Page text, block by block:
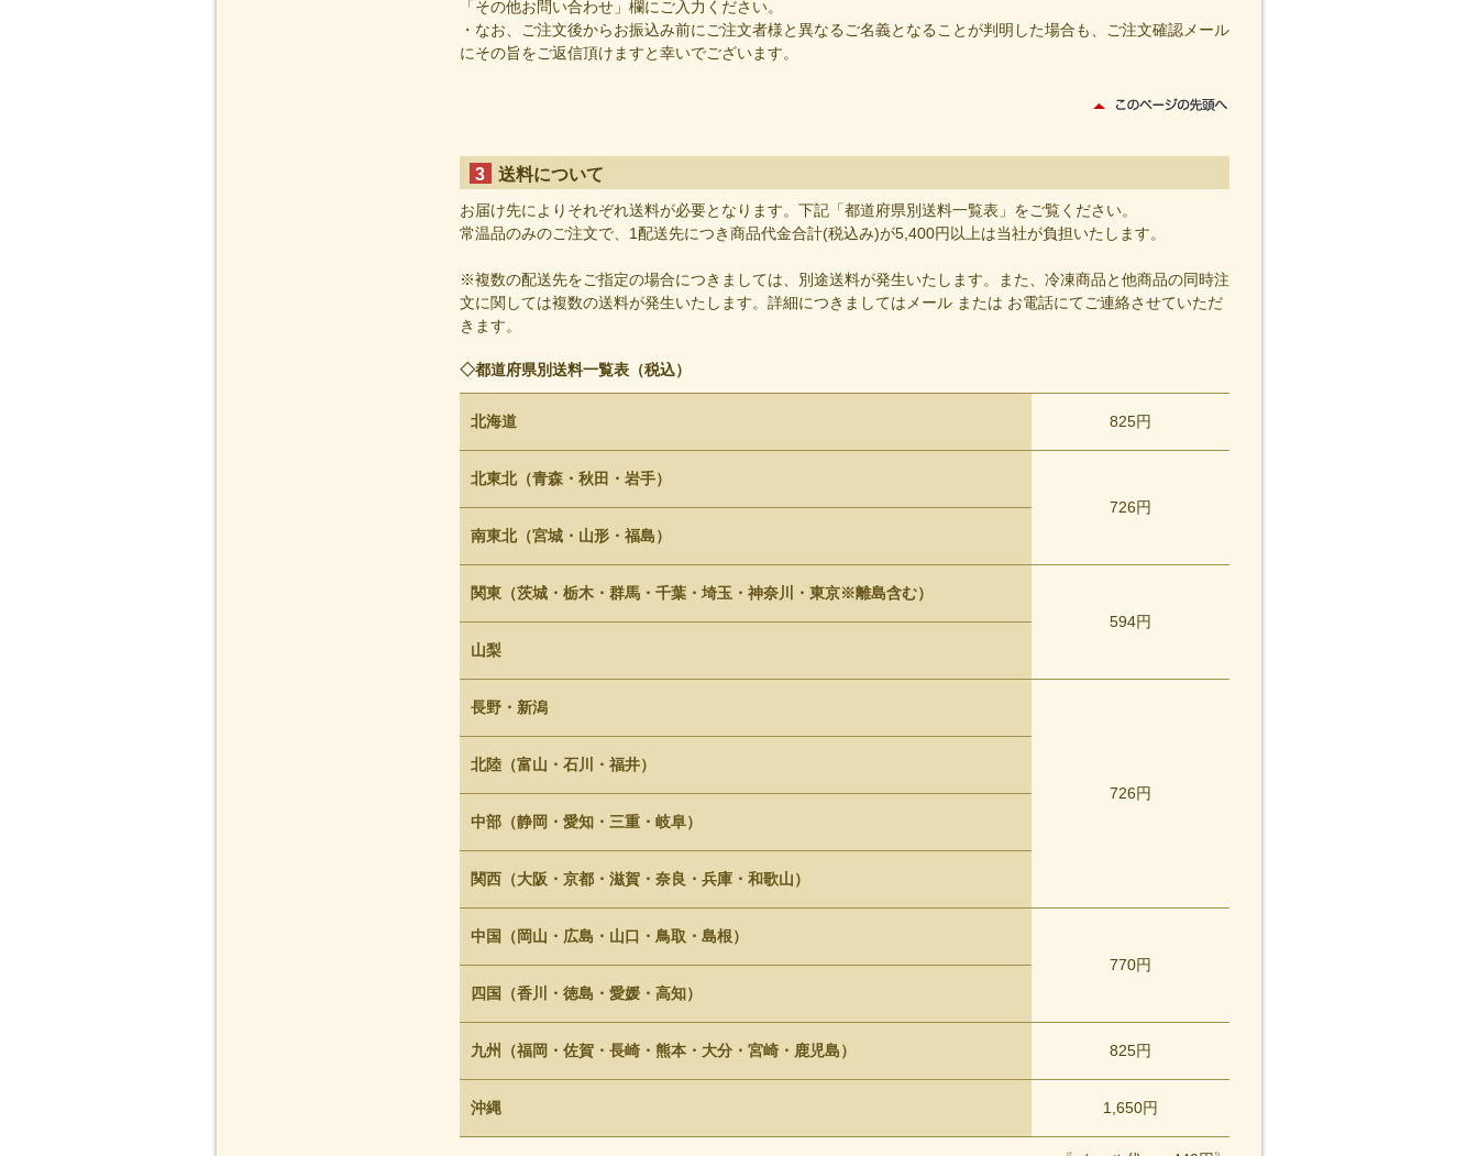
「その他お問い合わせ」欄にご入力ください。
・なお、ご注文後からお振込み前にご注文者様と異なるご名義となることが判明した場合も、ご注文確認メール
にその旨をご返信頂けますと幸いでございます。
3 送料について
お届け先によりそれぞれ送料が必要となります。下記「都道府県別送料一覧表」をご覧ください。
常温品のみのご注文で、1配送先につき商品代金合計(税込み)が5,400円以上は当社が負担いたします。
※複数の配送先をご指定の場合につきましては、別途送料が発生いたします。また、冷凍商品と他商品の同時注
文に関しては複数の送料が発生いたします。詳細につきましてはメール または お電話にてご連絡させていただ
きます。
◇都道府県別送料一覧表（税込）
北海道 825円
北東北（青森・秋田・岩手）
726円
南東北（宮城・山形・福島）
関東（茨城・栃木・群馬・千葉・埼玉・神奈川・東京※離島含む）
594円
山梨
長野・新潟
726円
北陸（富山・石川・福井）
中部（静岡・愛知・三重・岐阜）
関西（大阪・京都・滋賀・奈良・兵庫・和歌山）
中国（岡山・広島・山口・鳥取・島根）
770円
四国（香川・徳島・愛媛・高知）
九州（福岡・佐賀・長崎・熊本・大分・宮崎・鹿児島） 825円
沖縄 1,650円